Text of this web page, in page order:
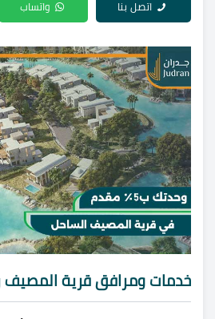
اتصل بنا واتساب
خدمات ومرافق قرية